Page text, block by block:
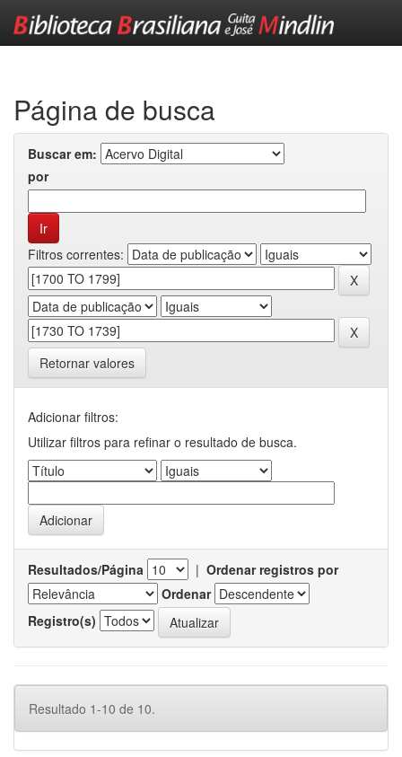
Página de busca
Buscar em:
por
Filtros correntes:
Retornar valores
Adicionar filtros:
Utilizar filtros para refinar o resultado de busca.
Resultados/Página | Ordenar registros por
Ordenar
Registro(s)
Resultado 1-10 de 10.